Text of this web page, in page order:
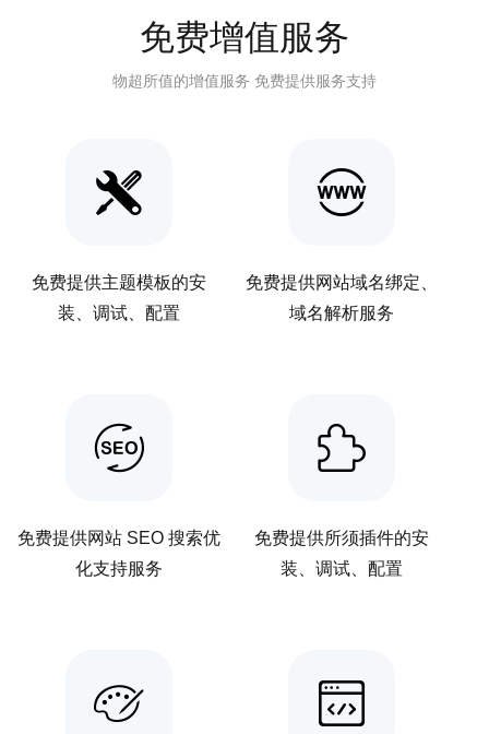
免费增值服务
物超所值的增值服务 免费提供服务支持
免费提供主题模板的安
装、调试、配置
免费提供网站域名绑定、
域名解析服务
免费提供网站 SEO 搜索优
化支持服务
免费提供所须插件的安
装、调试、配置